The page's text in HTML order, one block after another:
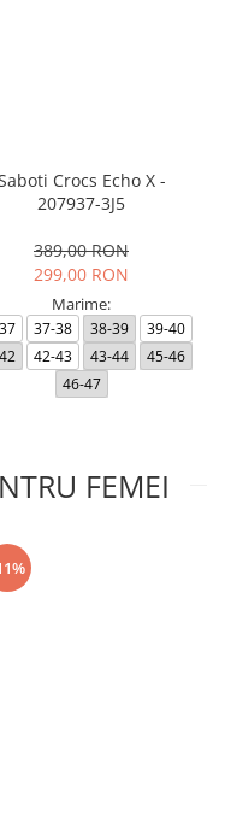
Crocs Echo X -
207937-3J5
389,00 RON
299,00 RON
Marime:
37-38 38-39
39-40
42-43 43-44
45-46
46-47
FEMEI